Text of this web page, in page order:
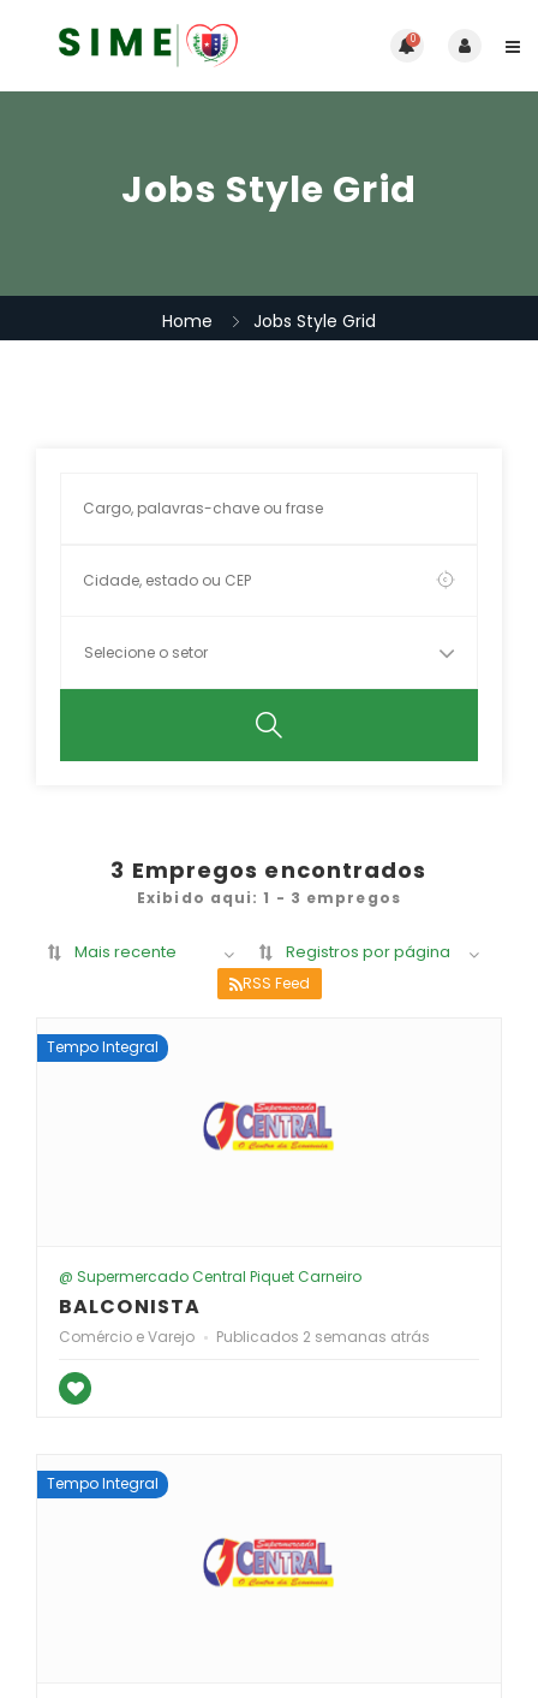
0
Jobs Style Grid
Home Jobs Style Grid
3 Empregos encontrados
Exibido aqui: 1 - 3 empregos
Mais recente Registros por página
RSS Feed
Tempo Integral
@ Supermercado Central Piquet Carneiro
BALCONISTA
Comércio e Varejo Publicados 2 semanas atrás
Tempo Integral